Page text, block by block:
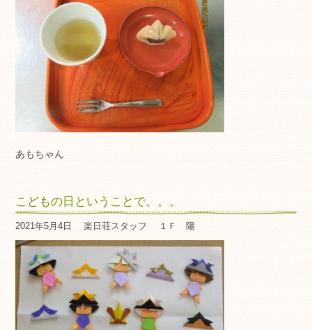
あもちゃん
こどもの日ということで。。。
2021年5月4日 楽日荘スタッフ １Ｆ 陽